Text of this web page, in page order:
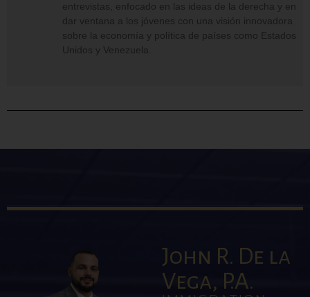
entrevistas, enfocado en las ideas de la derecha y en
dar ventana a los jóvenes con una visión innovadora
sobre la economía y política de países como Estados
Unidos y Venezuela.
John R. De la
Vega, P.A.